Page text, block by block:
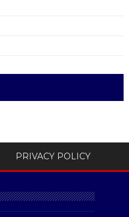
PRIVACY POLICY